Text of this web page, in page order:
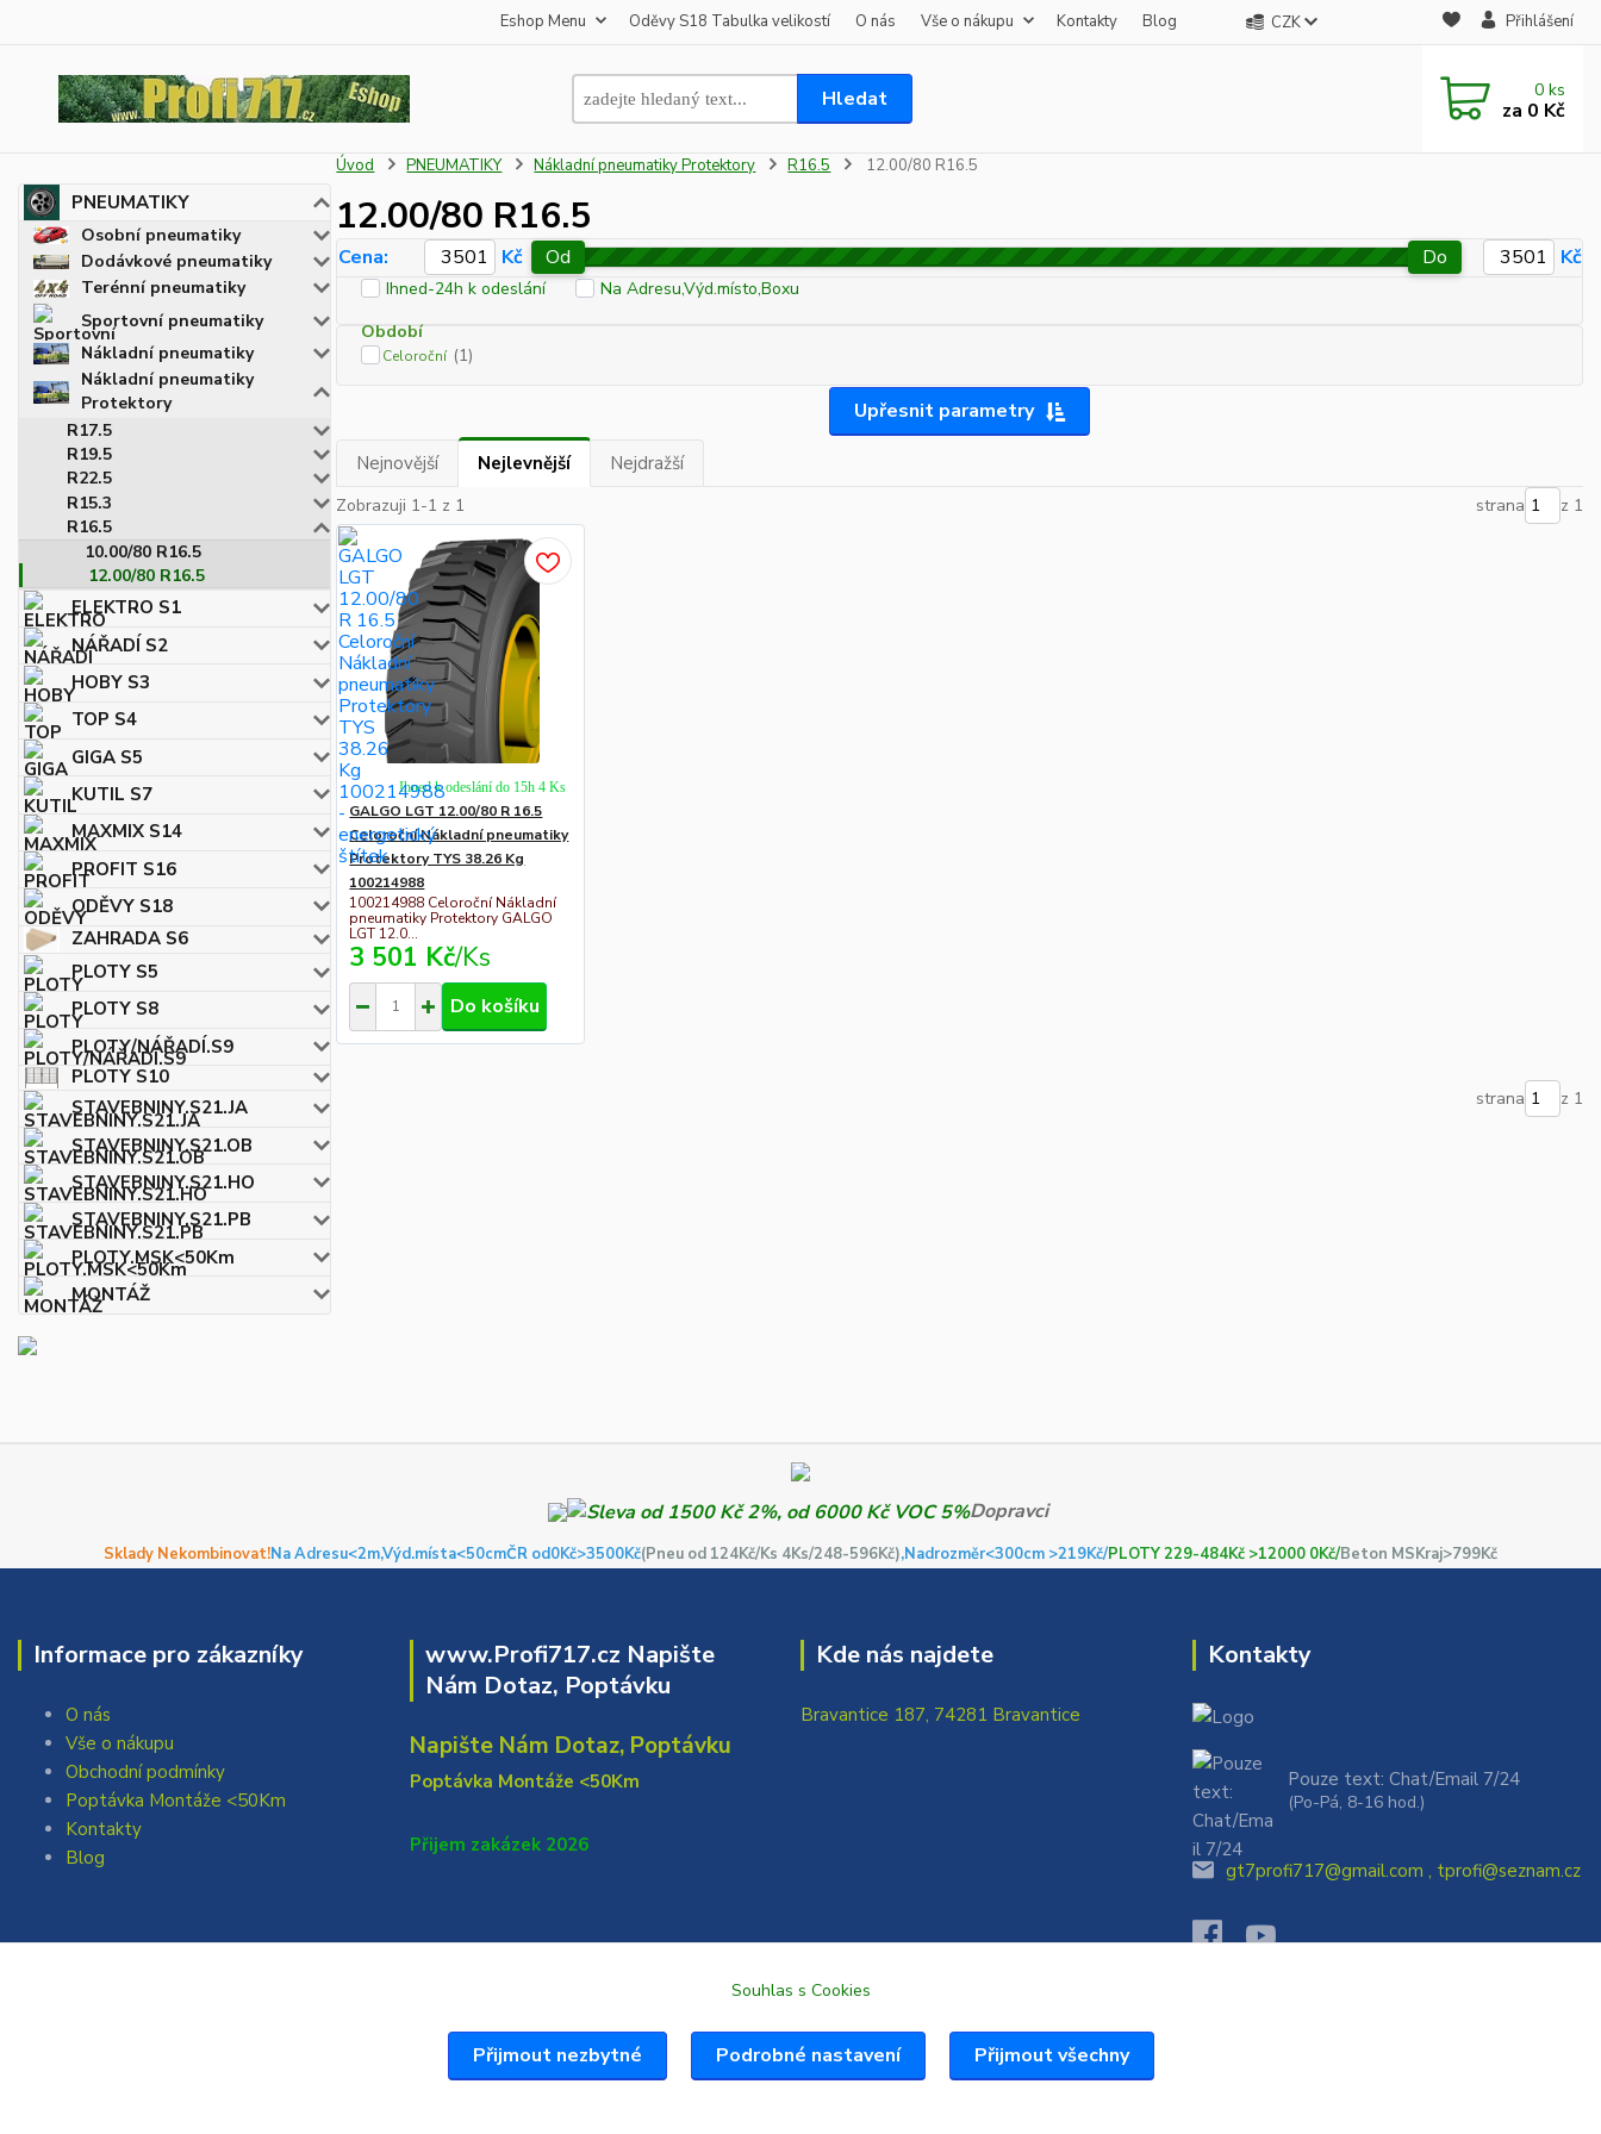
Eshop Menu Oděvy S18 Tabulka velikostí O nás Vše o nákupu Kontakty Blog CZK Přihlášení
Hledat 0 ks
za 0 Kč
PNEUMATIKY
Osobní pneumatiky
Dodávkové pneumatiky
Terénní pneumatiky
Sportovní pneumatiky
Nákladní pneumatiky
Nákladní pneumatiky
Protektory
R17.5
R19.5
R22.5
R15.3
R16.5
10.00/80 R16.5
12.00/80 R16.5
ELEKTRO S1
NÁŘADÍ S2
HOBY S3
TOP S4
GIGA S5
KUTIL S7
MAXMIX S14
PROFIT S16
ODĚVY S18
ZAHRADA S6
PLOTY S5
PLOTY S8
PLOTY/NÁŘADÍ.S9
PLOTY S10
STAVEBNINY.S21.JA
STAVEBNINY.S21.OB
STAVEBNINY.S21.HO
STAVEBNINY.S21.PB
PLOTY.MSK<50Km
MONTÁŽ
Úvod PNEUMATIKY Nákladní pneumatiky Protektory R16.5 12.00/80 R16.5
12.00/80 R16.5
Upřesnit parametry
Cena: Kč Od Do Kč
Ihned-24h k odeslání
Na Adresu,Výd.místo,Boxu
Období
Celoroční (1)
Nejnovější Nejlevnější Nejdražší
Zobrazuji 1-1 z 1 strana z 1
GALGO LGT 12.00/80 R 16.5
Celoroční Nákladní pneumatiky
Protektory TYS 38.26 Kg
100214988
100214988 Celoroční Nákladní
pneumatiky Protektory GALGO
LGT 12.0...
3 501 Kč/Ks
Ihned k odeslání do 15h 4 Ks
Do košíku
strana z 1
Dopravci
Sklady Nekombinovat!Na Adresu<2m,Výd.místa<50cmČR od0Kč>3500Kč(Pneu od 124Kč/Ks 4Ks/248-596Kč),Nadrozměr<300cm >219Kč/PLOTY 229-484Kč >12000 0Kč/Beton MSKraj>799Kč
Informace pro zákazníky
O nás
Vše o nákupu
Obchodní podmínky
Poptávka Montáže <50Km
Kontakty
Blog
www.Profi717.cz Napište
Nám Dotaz, Poptávku
Napište Nám Dotaz, Poptávku
Poptávka Montáže <50Km
Přijem zakázek 2026
Kde nás najdete
Bravantice 187, 74281 Bravantice
Kontakty
Pouze text: Chat/Email 7/24
(Po-Pá, 8-16 hod.)
gt7profi717@gmail.com , tprofi@seznam.cz
Souhlas s Cookies
Přijmout nezbytné Podrobné nastavení Přijmout všechny